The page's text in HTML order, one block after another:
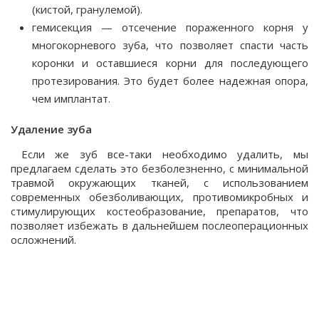
(кистой, гранулемой).
гемисекция — отсечение пораженного корня у
многокорневого зуба, что позволяет спасти часть
коронки и оставшиеся корни для последующего
протезирования. Это будет более надежная опора,
чем имплантат.
Удаление зуба
Если же зуб все-таки необходимо удалить, мы
предлагаем сделать это безболезненно, с минимальной
травмой окружающих тканей, с использованием
современных обезболивающих, противомикробных и
стимулирующих костеобразование, препаратов, что
позволяет избежать в дальнейшем послеоперационных
осложнений.